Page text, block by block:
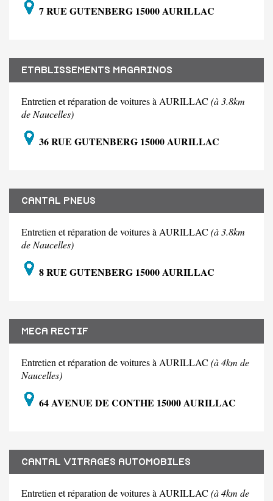
7 RUE GUTENBERG 15000 AURILLAC
ETABLISSEMENTS MAGARINOS
Entretien et réparation de voitures à AURILLAC (à 3.8km
de Naucelles)
36 RUE GUTENBERG 15000 AURILLAC
CANTAL PNEUS
Entretien et réparation de voitures à AURILLAC (à 3.8km
de Naucelles)
8 RUE GUTENBERG 15000 AURILLAC
MECA RECTIF
Entretien et réparation de voitures à AURILLAC (à 4km de
Naucelles)
64 AVENUE DE CONTHE 15000 AURILLAC
CANTAL VITRAGES AUTOMOBILES
Entretien et réparation de voitures à AURILLAC (à 4km de